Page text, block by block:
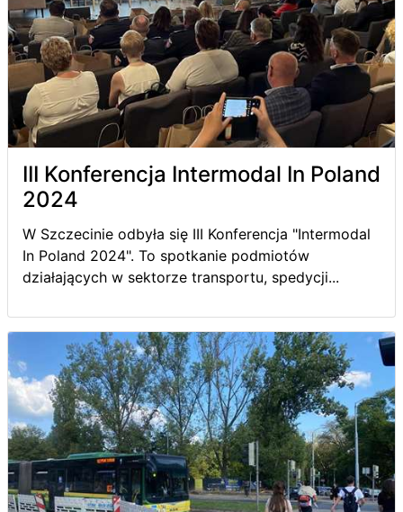
III Konferencja Intermodal In Poland
2024
W Szczecinie odbyła się III Konferencja "Intermodal
In Poland 2024". To spotkanie podmiotów
działających w sektorze transportu, spedycji...